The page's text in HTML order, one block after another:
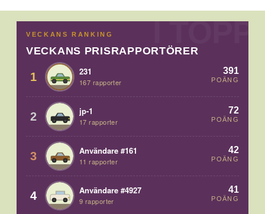
VECKANS RANKING
VECKANS PRISRAPPORTÖRER
1 231
167 rapporter
391
POÄNG
2 jp-1
17 rapporter
72
POÄNG
3 Användare #161
11 rapporter
42
POÄNG
4 Användare #4927
9 rapporter
41
POÄNG